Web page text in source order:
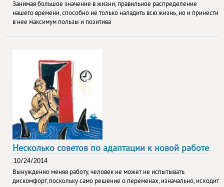
Занимая большое значение в жизни, правильное распределение
нашего времени, способно не только наладить всю жизнь, но и принести
в нее максимум пользы и позитива
Несколько советов по адаптации к новой работе
Вынужденно меняя работу, человек не может не испытывать
дискомфорт, поскольку само решение о переменах, изначально, исходит